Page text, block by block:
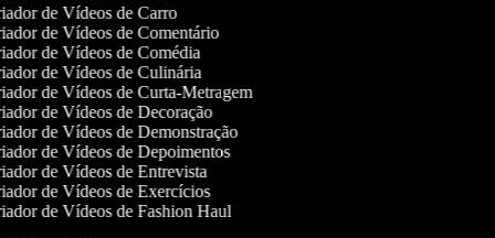
de Vídeos de Carro
de Vídeos de Comentário
de Vídeos de Comédia
de Vídeos de Culinária
de Vídeos de Curta-Metragem
de Vídeos de Decoração
de Vídeos de Demonstração
de Vídeos de Depoimentos
de Vídeos de Entrevista
de Vídeos de Exercícios
de Vídeos de Fashion Haul